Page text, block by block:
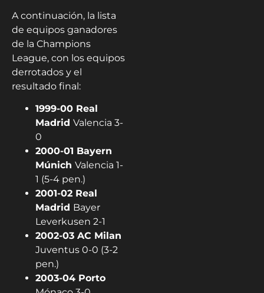
A continuación, la lista
de equipos ganadores
de la Champions
League, con los equipos
derrotados y el
resultado final:
1999-00 Real
Madrid Valencia 3-
0
2000-01 Bayern
Múnich Valencia 1-
1 (5-4 pen.)
2001-02 Real
Madrid Bayer
Leverkusen 2-1
2002-03 AC Milan
Juventus 0-0 (3-2
pen.)
2003-04 Porto